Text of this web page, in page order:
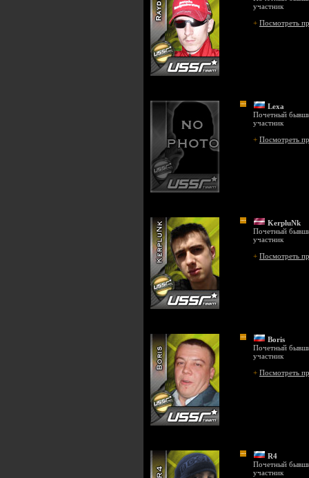
участник
+ Посмотреть
Lexa
Почетный
участник
+ Посмотреть
KerpluNk
Почетный
участник
+ Посмотреть
Boris
Почетный
участник
+ Посмотреть
R4
Почетный
участник